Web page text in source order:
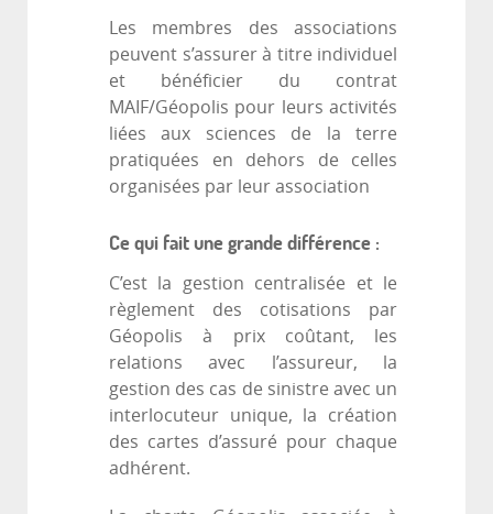
Les membres des associations
peuvent s’assurer à titre individuel
et bénéficier du contrat
MAIF/Géopolis pour leurs activités
liées aux sciences de la terre
pratiquées en dehors de celles
organisées par leur association
Ce qui fait une grande différence :
C’est la gestion centralisée et le
règlement des cotisations par
Géopolis à prix coûtant, les
relations avec l’assureur, la
gestion des cas de sinistre avec un
interlocuteur unique, la création
des cartes d’assuré pour chaque
adhérent.